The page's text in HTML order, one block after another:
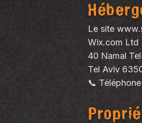
Le site
Wix.com Ltd
40 Namal
Tel Aviv
📞